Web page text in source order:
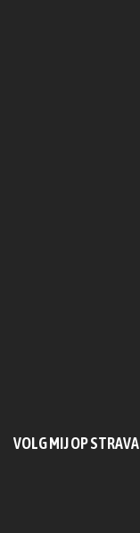
VOLG MIJ OP STRAVA